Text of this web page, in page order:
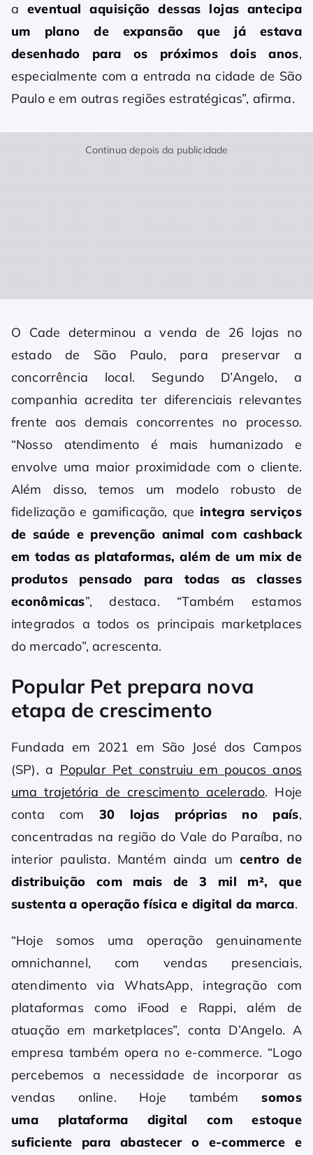
a eventual aquisição dessas lojas antecipa
um plano de expansão que já estava
desenhado para os próximos dois anos,
especialmente com a entrada na cidade de São
Paulo e em outras regiões estratégicas”, afirma.
Continua depois da publicidade
O Cade determinou a venda de 26 lojas no
estado de São Paulo, para preservar a
concorrência local. Segundo D’Angelo, a
companhia acredita ter diferenciais relevantes
frente aos demais concorrentes no processo.
“Nosso atendimento é mais humanizado e
envolve uma maior proximidade com o cliente.
Além disso, temos um modelo robusto de
fidelização e gamificação, que integra serviços
de saúde e prevenção animal com cashback
em todas as plataformas, além de um mix de
produtos pensado para todas as classes
econômicas”, destaca. “Também estamos
integrados a todos os principais marketplaces
do mercado”, acrescenta.
Popular Pet prepara nova
etapa de crescimento
Fundada em 2021 em São José dos Campos
(SP), a Popular Pet construiu em poucos anos
uma trajetória de crescimento acelerado. Hoje
conta com 30 lojas próprias no país,
concentradas na região do Vale do Paraíba, no
interior paulista. Mantém ainda um centro de
distribuição com mais de 3 mil m², que
sustenta a operação física e digital da marca.
“Hoje somos uma operação genuinamente
omnichannel, com vendas presenciais,
atendimento via WhatsApp, integração com
plataformas como iFood e Rappi, além de
atuação em marketplaces”, conta D’Angelo. A
empresa também opera no e-commerce. “Logo
percebemos a necessidade de incorporar as
vendas online. Hoje tambémsomos
uma plataforma digital com estoque
suficiente para abastecer o e-commerce e